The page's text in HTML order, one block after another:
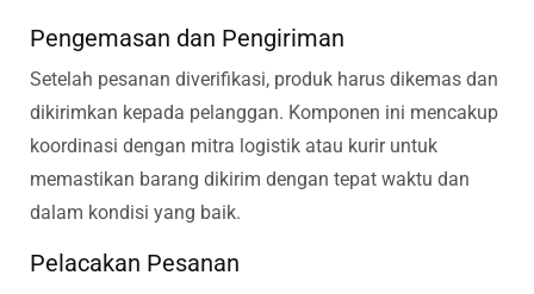
Pengemasan dan Pengiriman
Setelah pesanan diverifikasi, produk harus dikemas dan
dikirimkan kepada pelanggan. Komponen ini mencakup
koordinasi dengan mitra logistik atau kurir untuk
memastikan barang dikirim dengan tepat waktu dan
dalam kondisi yang baik.
Pelacakan Pesanan